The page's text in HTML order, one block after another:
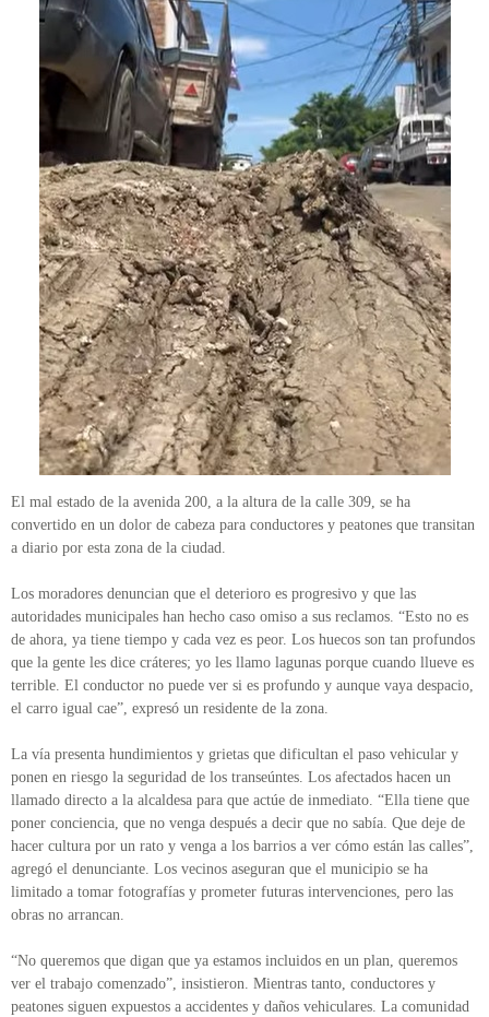
El mal estado de la avenida 200, a la altura de la calle 309, se ha
convertido en un dolor de cabeza para conductores y peatones que transitan
a diario por esta zona de la ciudad.
Los moradores denuncian que el deterioro es progresivo y que las
autoridades municipales han hecho caso omiso a sus reclamos. “Esto no es
de ahora, ya tiene tiempo y cada vez es peor. Los huecos son tan profundos
que la gente les dice cráteres; yo les llamo lagunas porque cuando llueve es
terrible. El conductor no puede ver si es profundo y aunque vaya despacio,
el carro igual cae”, expresó un residente de la zona.
La vía presenta hundimientos y grietas que dificultan el paso vehicular y
ponen en riesgo la seguridad de los transeúntes. Los afectados hacen un
llamado directo a la alcaldesa para que actúe de inmediato. “Ella tiene que
poner conciencia, que no venga después a decir que no sabía. Que deje de
hacer cultura por un rato y venga a los barrios a ver cómo están las calles”,
agregó el denunciante. Los vecinos aseguran que el municipio se ha
limitado a tomar fotografías y prometer futuras intervenciones, pero las
obras no arrancan.
“No queremos que digan que ya estamos incluidos en un plan, queremos
ver el trabajo comenzado”, insistieron. Mientras tanto, conductores y
peatones siguen expuestos a accidentes y daños vehiculares. La comunidad